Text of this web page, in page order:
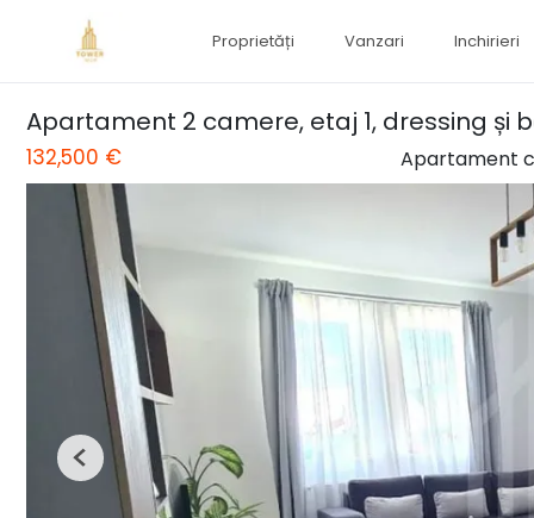
Proprietăți Vanzari Inchirieri
Apartament 2 camere, etaj 1, dressing și
132,500 € Apartament
Previous